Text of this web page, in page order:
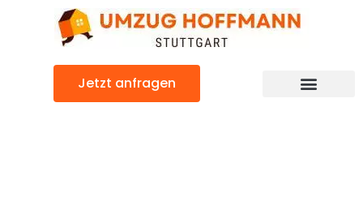
Jetzt anfragen